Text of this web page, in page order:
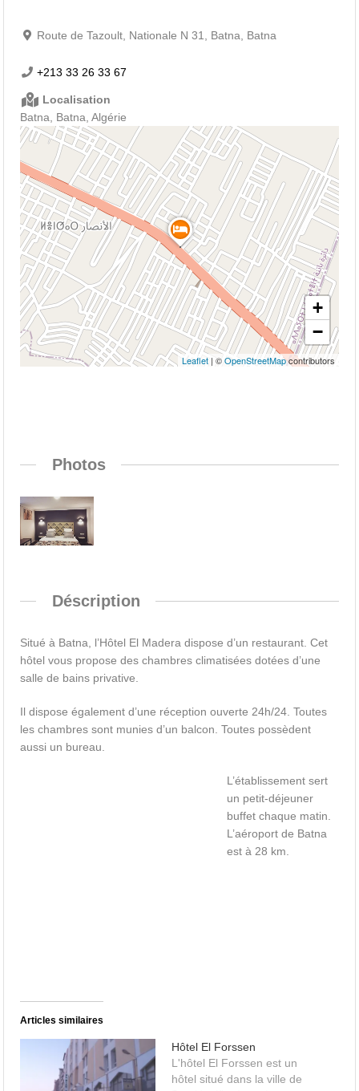
Route de Tazoult, Nationale N 31, Batna, Batna
+213 33 26 33 67
Localisation
Batna, Batna, Algérie
+
−
Leaflet| ©OpenStreetMapcontributors
Photos
Déscription
Situé à Batna, l’Hôtel El Madera dispose d’un restaurant. Cet
hôtel vous propose des chambres climatisées dotées d’une
salle de bains privative.
Il dispose également d’une réception ouverte 24h/24. Toutes
les chambres sont munies d’un balcon. Toutes possèdent
aussi un bureau.
L’établissement sert
un petit-déjeuner
buffet chaque matin.
L’aéroport de Batna
est à 28 km.
Articles similaires
Hôtel El Forssen
L'hôtel El Forssen est un
hôtel situé dans la ville de